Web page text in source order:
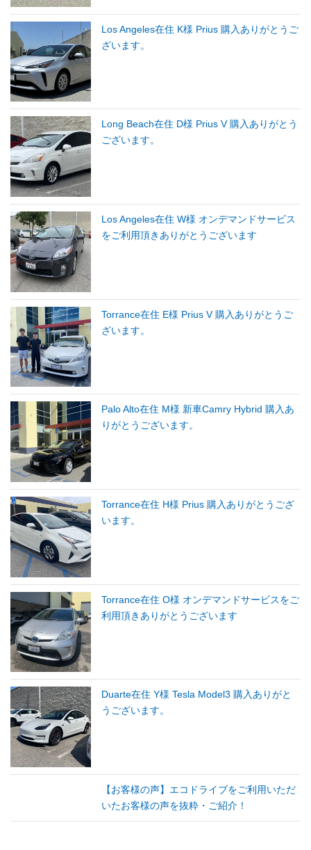
Los Angeles在住 K様 Prius 購入ありがとうご
ざいます。
Long Beach在住 D様 Prius V 購入ありがとう
ございます。
Los Angeles在住 W様 オンデマンドサービス
をご利用頂きありがとうございます
Torrance在住 E様 Prius V 購入ありがとうご
ざいます。
Palo Alto在住 M様 新車Camry Hybrid 購入あ
りがとうございます。
Torrance在住 H様 Prius 購入ありがとうござ
います。
Torrance在住 O様 オンデマンドサービスをご
利用頂きありがとうございます
Duarte在住 Y様 Tesla Model3 購入ありがと
うございます。
【お客様の声】エコドライブをご利用いただ
いたお客様の声を抜粋・ご紹介！